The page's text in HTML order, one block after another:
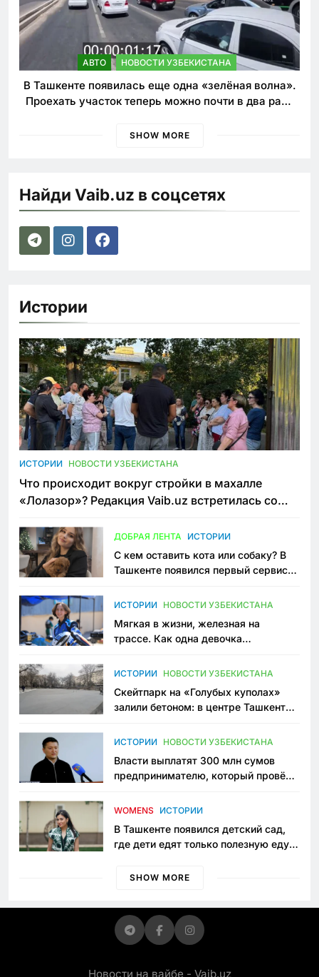
АВТО НОВОСТИ УЗБЕКИСТАНА
В Ташкенте появилась еще одна «зелёная волна».
Проехать участок теперь можно почти в два раза
SHOW MORE
Найди Vaib.uz в соцсетях
Истории
ИСТОРИИ НОВОСТИ УЗБЕКИСТАНА
Что происходит вокруг стройки в махалле
«Лолазор»? Редакция Vaib.uz встретилась со
ДОБРАЯ ЛЕНТА ИСТОРИИ
С кем оставить кота или собаку? В
Ташкенте появился первый сервис
ИСТОРИИ НОВОСТИ УЗБЕКИСТАНА
Мягкая в жизни, железная на
трассе. Как одна девочка
Узбекистане
ИСТОРИИ НОВОСТИ УЗБЕКИСТАНА
Скейтпарк на «Голубых куполах»
залили бетоном: в центре Ташкента
пространство
ИСТОРИИ НОВОСТИ УЗБЕКИСТАНА
Власти выплатят 300 млн сумов
предпринимателю, который провёл
приговору
WOMENS ИСТОРИИ
В Ташкенте появился детский сад,
где дети едят только полезную еду.
просить «кашу без сахара»
SHOW MORE
Новости на вайбе - Vaib.uz